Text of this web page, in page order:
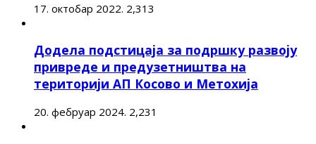
17. октобар 2022. 2,313
Додела подстицаја за подршку развоју
привреде и предузетништва на
територији АП Косово и Метохија
20. фебруар 2024. 2,231